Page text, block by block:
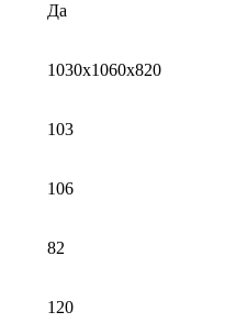
Да
1030x1060x820
103
106
82
120